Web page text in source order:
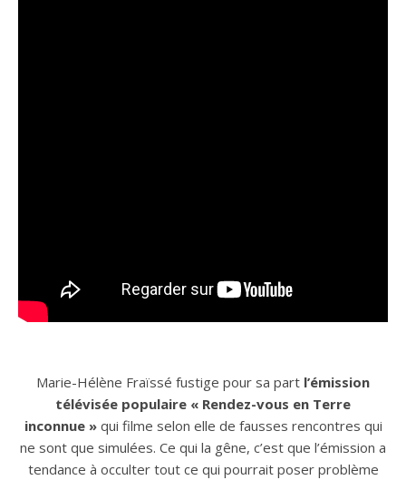
Marie-Hélène Fraïssé fustige pour sa part l’émission
télévisée populaire « Rendez-vous en Terre
inconnue »qui filme selon elle de fausses rencontres qui
ne sont que simulées. Ce qui la gêne, c’est que l’émission a
tendance à occulter tout ce qui pourrait poser problème